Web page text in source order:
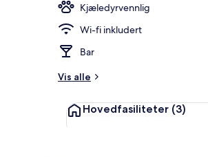
Kjæledyrvennlig
Wi-fi inkludert
Bar
Vis alle
Hovedfasiliteter (3)